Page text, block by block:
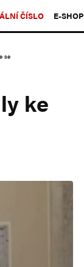
ČÍSLO E-SHOP
se
ke